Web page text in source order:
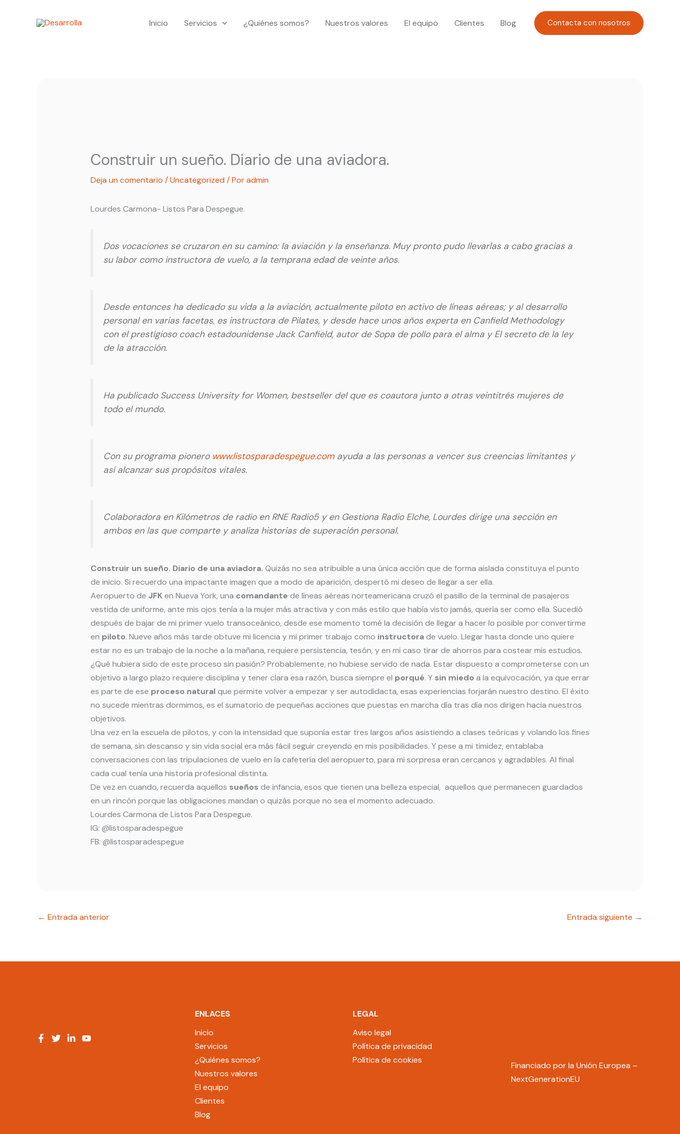
Inicio Servicios ¿Quiénes somos? Nuestros valores El equipo Clientes Blog Contacta con nosotros
Construir un sueño. Diario de una aviadora.
Deja un comentario /Uncategorized / Poradmin
Lourdes Carmona- Listos Para Despegue.
Dos vocaciones se cruzaron en su camino: la aviación y la enseñanza. Muy pronto pudo llevarlas a cabo gracias a
su labor como instructora de vuelo, a la temprana edad de veinte años.
Desde entonces ha dedicado su vida a la aviación, actualmente piloto en activo de líneas aéreas; y al desarrollo
personal en varias facetas, es instructora de Pilates, y desde hace unos años experta en Canfield Methodology
con el prestigioso coach estadounidense Jack Canfield, autor de Sopa de pollo para el alma y El secreto de la ley
de la atracción.
Ha publicado Success University for Women, bestseller del que es coautora junto a otras veintitrés mujeres de
todo el mundo.
Con su programa pionero www.listosparadespegue.comayuda a las personas a vencer sus creencias limitantes y
así alcanzar sus propósitos vitales.
Colaboradora en Kilómetros de radio en RNE Radio5 y en Gestiona Radio Elche, Lourdes dirige una sección en
ambos en las que comparte y analiza historias de superación personal.
Construir un sueño. Diario de una aviadora. Quizás no sea atribuible a una única acción que de forma aislada constituya el punto
de inicio. Si recuerdo una impactante imagen que a modo de aparición, despertó mi deseo de llegar a ser ella.
Aeropuerto de JFKen Nueva York, una comandante de líneas aéreas norteamericana cruzó el pasillo de la terminal de pasajeros
vestida de uniforme, ante mis ojos tenía a la mujer más atractiva y con más estilo que había visto jamás, quería ser como ella. Sucedió
después de bajar de mi primer vuelo transoceánico, desde ese momento tomé la decisión de llegar a hacer lo posible por convertirme
en piloto. Nueve años más tarde obtuve mi licencia y mi primer trabajo como instructorade vuelo. Llegar hasta donde uno quiere
estar no es un trabajo de la noche a la mañana, requiere persistencia, tesón, y en mi caso tirar de ahorros para costear mis estudios.
¿Qué hubiera sido de este proceso sin pasión? Probablemente, no hubiese servido de nada. Estar dispuesto a comprometerse con un
objetivo a largo plazo requiere disciplina y tener clara esa razón, busca siempre el porqué. Y sin miedo a la equivocación, ya que errar
es parte de ese proceso natural que permite volver a empezar y ser autodidacta, esas experiencias forjarán nuestro destino. El éxito
no sucede mientras dormimos, es el sumatorio de pequeñas acciones que puestas en marcha día tras día nos dirigen hacia nuestros
objetivos.
Una vez en la escuela de pilotos, y con la intensidad que suponía estar tres largos años asistiendo a clases teóricas y volando los fines
de semana, sin descanso y sin vida social era más fácil seguir creyendo en mis posibilidades. Y pese a mi timidez, entablaba
conversaciones con las tripulaciones de vuelo en la cafetería del aeropuerto, para mi sorpresa eran cercanos y agradables. Al final
cada cual tenía una historia profesional distinta.
De vez en cuando, recuerda aquellos sueños de infancia, esos que tienen una belleza especial, aquellos que permanecen guardados
en un rincón porque las obligaciones mandan o quizás porque no sea el momento adecuado.
Lourdes Carmona de Listos Para Despegue.
IG: @listosparadespegue
FB: @listosparadespegue
← Entrada anterior Entrada siguiente →
ENLACES
Inicio
Servicios
¿Quiénes somos?
Nuestros valores
El equipo
Clientes
Blog
LEGAL
Aviso legal
Política de privacidad
Política de cookies
Financiado por la Unión Europea –
NextGenerationEU